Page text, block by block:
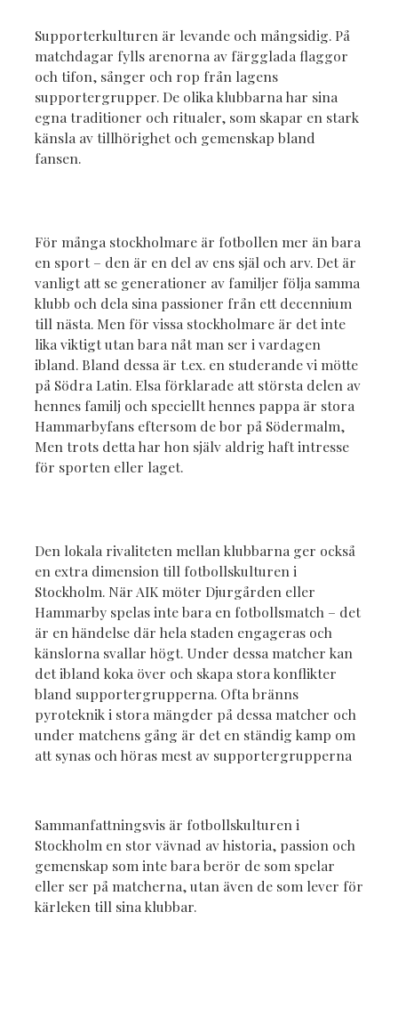
Supporterkulturen är levande och mångsidig. På
matchdagar fylls arenorna av färgglada flaggor
och tifon, sånger och rop från lagens
supportergrupper. De olika klubbarna har sina
egna traditioner och ritualer, som skapar en stark
känsla av tillhörighet och gemenskap bland
fansen.
För många stockholmare är fotbollen mer än bara
en sport – den är en del av ens själ och arv. Det är
vanligt att se generationer av familjer följa samma
klubb och dela sina passioner från ett decennium
till nästa. Men för vissa stockholmare är det inte
lika viktigt utan bara nåt man ser i vardagen
ibland. Bland dessa är t.ex. en studerande vi mötte
på Södra Latin. Elsa förklarade att största delen av
hennes familj och speciellt hennes pappa är stora
Hammarbyfans eftersom de bor på Södermalm,
Men trots detta har hon själv aldrig haft intresse
för sporten eller laget.
Den lokala rivaliteten mellan klubbarna ger också
en extra dimension till fotbollskulturen i
Stockholm. När AIK möter Djurgården eller
Hammarby spelas inte bara en fotbollsmatch – det
är en händelse där hela staden engageras och
känslorna svallar högt. Under dessa matcher kan
det ibland koka över och skapa stora konflikter
bland supportergrupperna. Ofta bränns
pyroteknik i stora mängder på dessa matcher och
under matchens gång är det en ständig kamp om
att synas och höras mest av supportergrupperna
Sammanfattningsvis är fotbollskulturen i
Stockholm en stor vävnad av historia, passion och
gemenskap som inte bara berör de som spelar
eller ser på matcherna, utan även de som lever för
kärleken till sina klubbar.